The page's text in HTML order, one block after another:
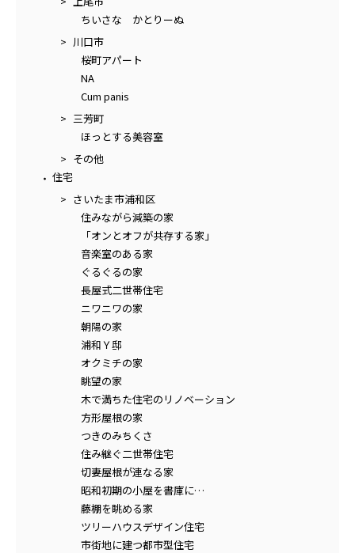
ちいさな かとりーぬ
川口市
桜町アパート
NA
Cum panis
三芳町
ほっとする美容室
その他
住宅
さいたま市浦和区
住みながら減築の家
「オンとオフが共存する家」
音楽室のある家
ぐるぐるの家
長屋式二世帯住宅
ニワニワの家
朝陽の家
浦和Ｙ邸
オクミチの家
眺望の家
木で満ちた住宅のリノベーション
方形屋根の家
つきのみちくさ
住み継ぐ二世帯住宅
切妻屋根が連なる家
昭和初期の小屋を書庫に…
藤棚を眺める家
ツリーハウスデザイン住宅
市街地に建つ都市型住宅